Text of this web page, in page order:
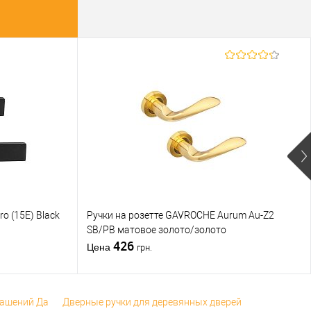
Производитель
Страна
производитель
Цветовой
оттенок
золото / желтый
Статус (гурт)
(15E) Black
Ручки на розетте GAVROCHE Aurum Au-Z2
SB/PB матовое золото/золото
Цена 426 грн.
Да
Дверные ручки для деревянных дверей